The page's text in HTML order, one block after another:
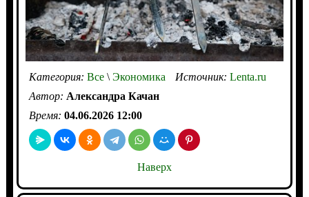
Категория: Все\Экономика Источник: Lenta.ru
Автор: Александра Качан
Время: 04.06.2026 12:00
Наверх